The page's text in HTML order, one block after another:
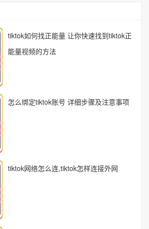
tiktok如何找正能量 让你快速找到tiktok正
能量视频的方法
怎么绑定tiktok账号 详细步骤及注意事项
tiktok网络怎么连,tiktok怎样连接外网